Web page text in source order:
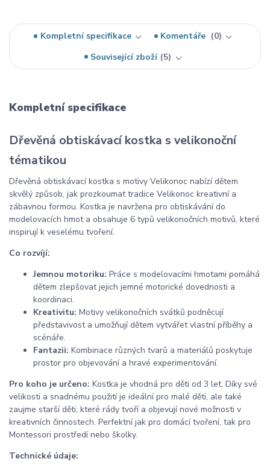
Kompletní specifikace Komentáře
0
Související zboží 5
Kompletní specifikace
Dřevěná obtiskávací kostka s velikonoční
tématikou
Dřevěná obtiskávací kostka s motivy Velikonoc nabízí dětem
skvělý způsob, jak prozkoumat tradice Velikonoc kreativní a
zábavnou formou. Kostka je navržena pro obtiskávání do
modelovacích hmot a obsahuje 6 typů velikonočních motivů, které
inspirují k veselému tvoření.
Co rozvíjí:
Jemnou motoriku: Práce s modelovacími hmotami pomáhá
dětem zlepšovat jejich jemné motorické dovednosti a
koordinaci.
Kreativitu: Motivy velikonočních svátků podněcují
představivost a umožňují dětem vytvářet vlastní příběhy a
scénáře.
Fantazii: Kombinace různých tvarů a materiálů poskytuje
prostor pro objevování a hravé experimentování.
Pro koho je určeno: Kostka je vhodná pro děti od 3 let. Díky své
velikosti a snadnému použití je ideální pro malé děti, ale také
zaujme starší děti, které rády tvoří a objevují nové možnosti v
kreativních činnostech. Perfektní jak pro domácí tvoření, tak pro
Montessori prostředí nebo školky.
Technické údaje: